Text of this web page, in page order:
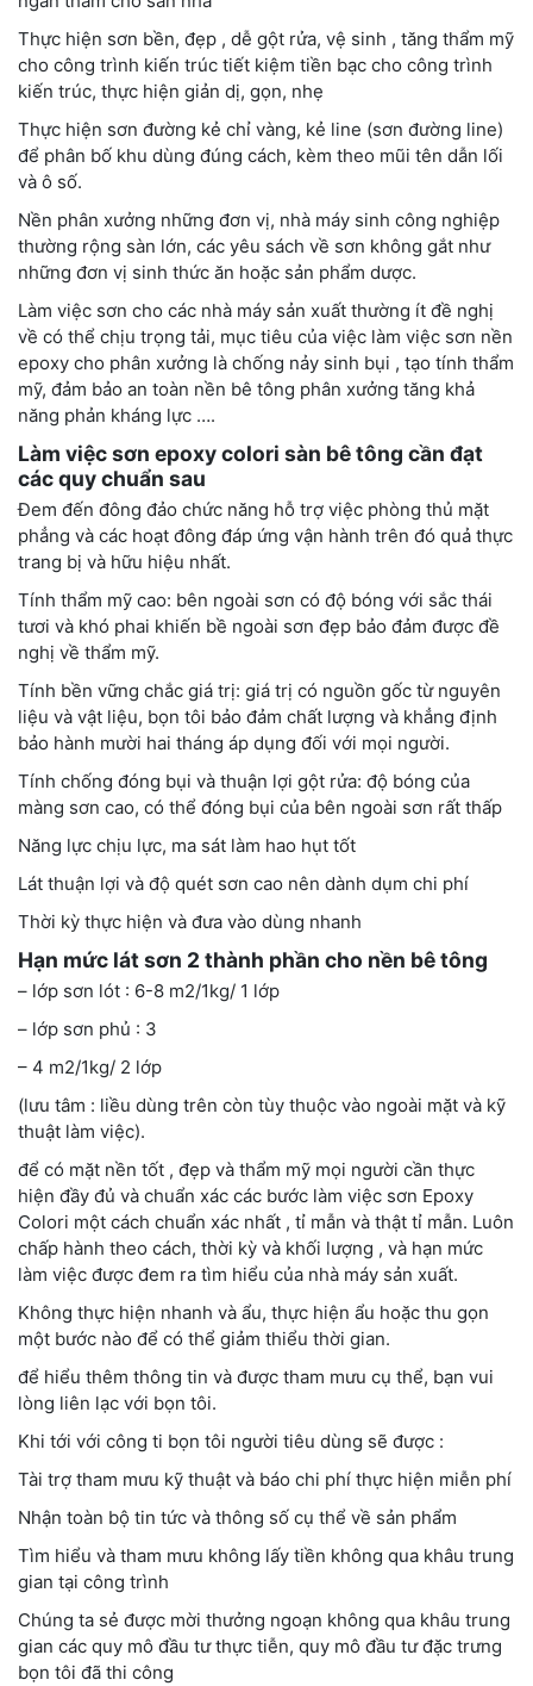
Thực hiện sơn bền, đẹp , dễ gột rửa, vệ sinh , tăng thẩm mỹ
cho công trình kiến trúc tiết kiệm tiền bạc cho công trình
kiến trúc, thực hiện giản dị, gọn, nhẹ
Thực hiện sơn đường kẻ chỉ vàng, kẻ line (sơn đường line)
để phân bố khu dùng đúng cách, kèm theo mũi tên dẫn lối
và ô số.
Nền phân xưởng những đơn vị, nhà máy sinh công nghiệp
thường rộng sàn lớn, các yêu sách về sơn không gắt như
những đơn vị sinh thức ăn hoặc sản phẩm dược.
Làm việc sơn cho các nhà máy sản xuất thường ít đề nghị
về có thể chịu trọng tải, mục tiêu của việc làm việc sơn nền
epoxy cho phân xưởng là chống nảy sinh bụi , tạo tính thẩm
mỹ, đảm bảo an toàn nền bê tông phân xưởng tăng khả
năng phản kháng lực ….
Làm việc sơn epoxy colori sàn bê tông cần đạt
các quy chuẩn sau
Đem đến đông đảo chức năng hỗ trợ việc phòng thủ mặt
phẳng và các hoạt đông đáp ứng vận hành trên đó quả thực
trang bị và hữu hiệu nhất.
Tính thẩm mỹ cao: bên ngoài sơn có độ bóng với sắc thái
tươi và khó phai khiến bề ngoài sơn đẹp bảo đảm được đề
nghị về thẩm mỹ.
Tính bền vững chắc giá trị: giá trị có nguồn gốc từ nguyên
liệu và vật liệu, bọn tôi bảo đảm chất lượng và khẳng định
bảo hành mười hai tháng áp dụng đối với mọi người.
Tính chống đóng bụi và thuận lợi gột rửa: độ bóng của
màng sơn cao, có thể đóng bụi của bên ngoài sơn rất thấp
Năng lực chịu lực, ma sát làm hao hụt tốt
Lát thuận lợi và độ quét sơn cao nên dành dụm chi phí
Thời kỳ thực hiện và đưa vào dùng nhanh
Hạn mức lát sơn 2 thành phần cho nền bê tông
– lớp sơn lót : 6-8 m2/1kg/ 1 lớp
– lớp sơn phủ : 3
– 4 m2/1kg/ 2 lớp
(lưu tâm : liều dùng trên còn tùy thuộc vào ngoài mặt và kỹ
thuật làm việc).
để có mặt nền tốt , đẹp và thẩm mỹ mọi người cần thực
hiện đầy đủ và chuẩn xác các bước làm việc sơn Epoxy
Colori một cách chuẩn xác nhất , tỉ mẫn và thật tỉ mẫn. Luôn
chấp hành theo cách, thời kỳ và khối lượng , và hạn mức
làm việc được đem ra tìm hiểu của nhà máy sản xuất.
Không thực hiện nhanh và ẩu, thực hiện ẩu hoặc thu gọn
một bước nào để có thể giảm thiểu thời gian.
để hiểu thêm thông tin và được tham mưu cụ thể, bạn vui
lòng liên lạc với bọn tôi.
Khi tới với công ti bọn tôi người tiêu dùng sẽ được :
Tài trợ tham mưu kỹ thuật và báo chi phí thực hiện miễn phí
Nhận toàn bộ tin tức và thông số cụ thể về sản phẩm
Tìm hiểu và tham mưu không lấy tiền không qua khâu trung
gian tại công trình
Chúng ta sẻ được mời thưởng ngoạn không qua khâu trung
gian các quy mô đầu tư thực tiễn, quy mô đầu tư đặc trưng
bọn tôi đã thi công